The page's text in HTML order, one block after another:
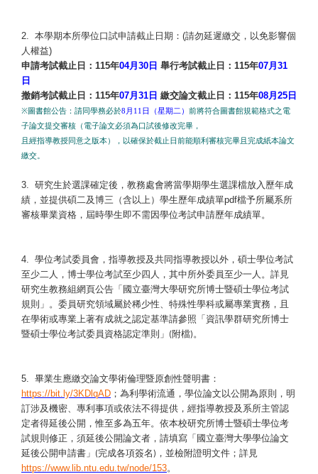
2. 本學期本所學位口試申請截止日期： (請勿延遲繳交，以免影響個
人權益)
申請考試截止日： 115年04月30日 舉行考試截止日： 115年07月31
日
撤銷考試截止日： 115年07月31日 繳交論文截止日： 115年08月25日
※圖書館公告：請同學務必於8 月 11 日（星期二） 前將符合圖書館規範格式之電
子論文提交審核（電子論文必須為口試後修改完畢，
且經指導教授同意之版本），以確保於截止日前能順利審核完畢且完成紙本論文
繳交。
3. 研究生於選課確定後，教務處會將當學期學生選課檔放入歷年成
績，並提供碩二及博三（含以上）學生歷年成績單pdf檔予所屬系所
審核畢業資格，屆時學生即不需因學位考試申請歷年成績單。
4. 學位考試委員會，指導教授及共同指導教授以外，碩士學位考試
至少二人，博士學位考試至少四人，其中所外委員至少一人。詳見
研究生教務組網頁公告「國立臺灣大學研究所博士暨碩士學位考試
規則」。委員研究領域屬於稀少性、特殊性學科或屬專業實務，且
在學術或專業上著有成就之認定基準請參照「資訊學群研究所博士
暨碩士學位考試委員資格認定準則」
(附檔) 。
5. 畢業生應繳交論文學術倫理暨原創性聲明書：
https://bit.ly/3KDlqAD ；為利學術流通，學位論文以公開為原則，明
訂涉及機密、專利事項或依法不得提供，經指導教授及系所主管認
定者得延後公開，惟至多為五年。依本校研究所博士暨碩士學位考
試規則修正，須延後公開論文者，請填寫「國立臺灣大學學位論文
延後公開申請書」
(完成各項簽名) ，並檢附證明文件；詳見
https://www.lib.ntu.edu.tw/node/153。